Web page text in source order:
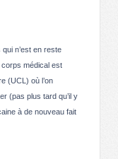
n’est en reste
médical est
(UCL) où l’on
(pas plus tard qu’il y
à de nouveau fait